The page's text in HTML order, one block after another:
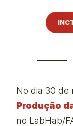
No dia 30 de
Produção
no LabHab/